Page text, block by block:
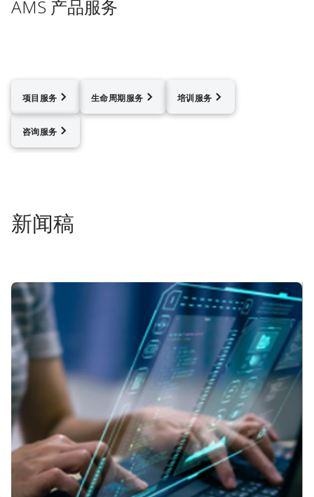
AMS 产品服务
项目服务 生命周期服务 培训服务
咨询服务
新闻稿